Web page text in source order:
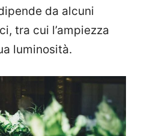
da alcuni
tra cui l’ampiezza
luminosità.